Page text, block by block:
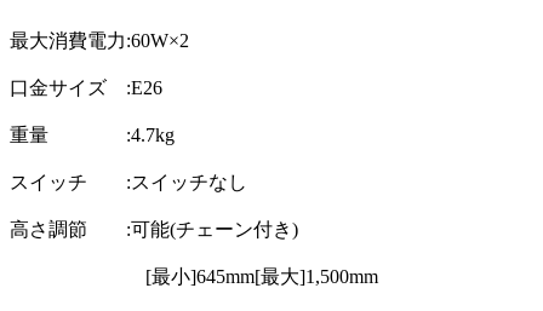
最大消費電力:60W×2
口金サイズ :E26
重量 :4.7kg
スイッチ :スイッチなし
高さ調節 :可能(チェーン付き)
[最小]645mm[最大]1,500mm